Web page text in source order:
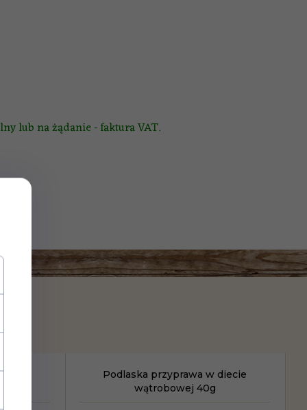
lub na żądanie - faktura VAT.
Podlaska przyprawa w diecie
wątrobowej 40g